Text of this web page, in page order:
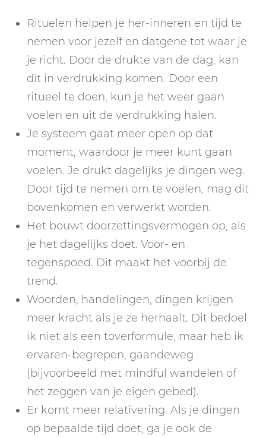
Rituelen helpen je her-inneren en tijd te
nemen voor jezelf en datgene tot waar je
je richt. Door de drukte van de dag, kan
dit in verdrukking komen. Door een
ritueel te doen, kun je het weer gaan
voelen en uit de verdrukking halen.
Je systeem gaat meer open op dat
moment, waardoor je meer kunt gaan
voelen. Je drukt dagelijks je dingen weg.
Door tijd te nemen om te voelen, mag dit
bovenkomen en verwerkt worden.
Het bouwt doorzettingsvermogen op, als
je het dagelijks doet. Voor- en
tegenspoed. Dit maakt het voorbij de
trend.
Woorden, handelingen, dingen krijgen
meer kracht als je ze herhaalt. Dit bedoel
ik niet als een toverformule, maar heb ik
ervaren-begrepen, gaandeweg
(bijvoorbeeld met mindful wandelen of
het zeggen van je eigen gebed).
Er komt meer relativering. Als je dingen
op bepaalde tijd doet, ga je ook de